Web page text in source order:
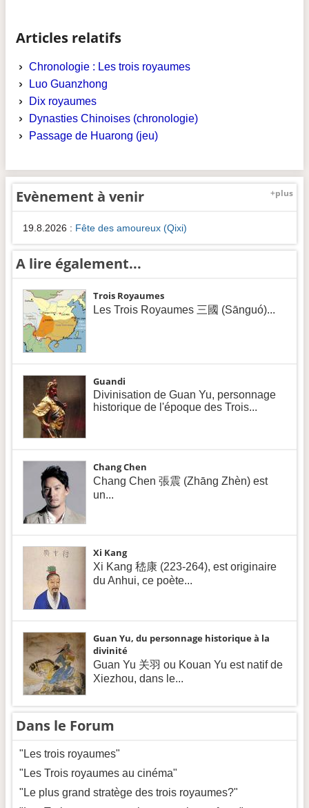
Articles relatifs
Chronologie : Les trois royaumes
Luo Guanzhong
Dix royaumes
Dynasties Chinoises (chronologie)
Passage de Huarong (jeu)
+plus
Evènement à venir
19.8.2026 : Fête des amoureux (Qixi)
A lire également...
Trois Royaumes
Les Trois Royaumes 三國 (Sānguó)...
Guandi
Divinisation de Guan Yu, personnage
historique de l'époque des Trois...
Chang Chen
Chang Chen 張震 (Zhāng Zhèn) est
un...
Xi Kang
Xi Kang 嵇康 (223-264), est originaire
du Anhui, ce poète...
Guan Yu, du personnage historique à la
divinité
Guan Yu 关羽 ou Kouan Yu est natif de
Xiezhou, dans le...
Dans le Forum
"Les trois royaumes"
"Les Trois royaumes au cinéma"
"Le plus grand stratège des trois royaumes?"